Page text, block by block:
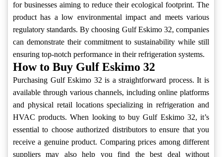
for businesses aiming to reduce their ecological footprint. The
product has a low environmental impact and meets various
regulatory standards. By choosing Gulf Eskimo 32, companies
can demonstrate their commitment to sustainability while still
ensuring top-notch performance in their refrigeration systems.
How to Buy Gulf Eskimo 32
Purchasing Gulf Eskimo 32 is a straightforward process. It is
available through various channels, including online platforms
and physical retail locations specializing in refrigeration and
HVAC products. When looking to buy Gulf Eskimo 32, it’s
essential to choose authorized distributors to ensure that you
receive a genuine product. Comparing prices among different
suppliers may also help you find the best deal without